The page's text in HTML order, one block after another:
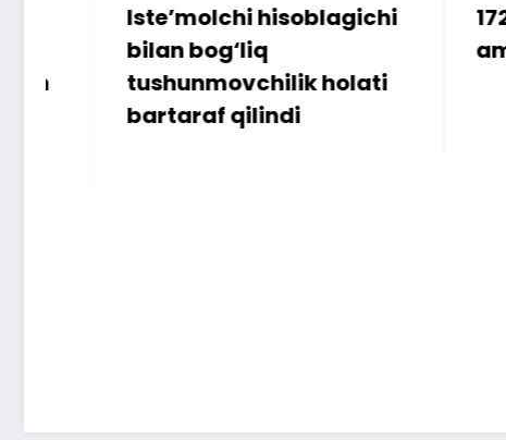
Iste’molchi hisoblagichi
bilan bog‘liq
tushunmovchilik holati
bartaraf qilindi
172
ammo